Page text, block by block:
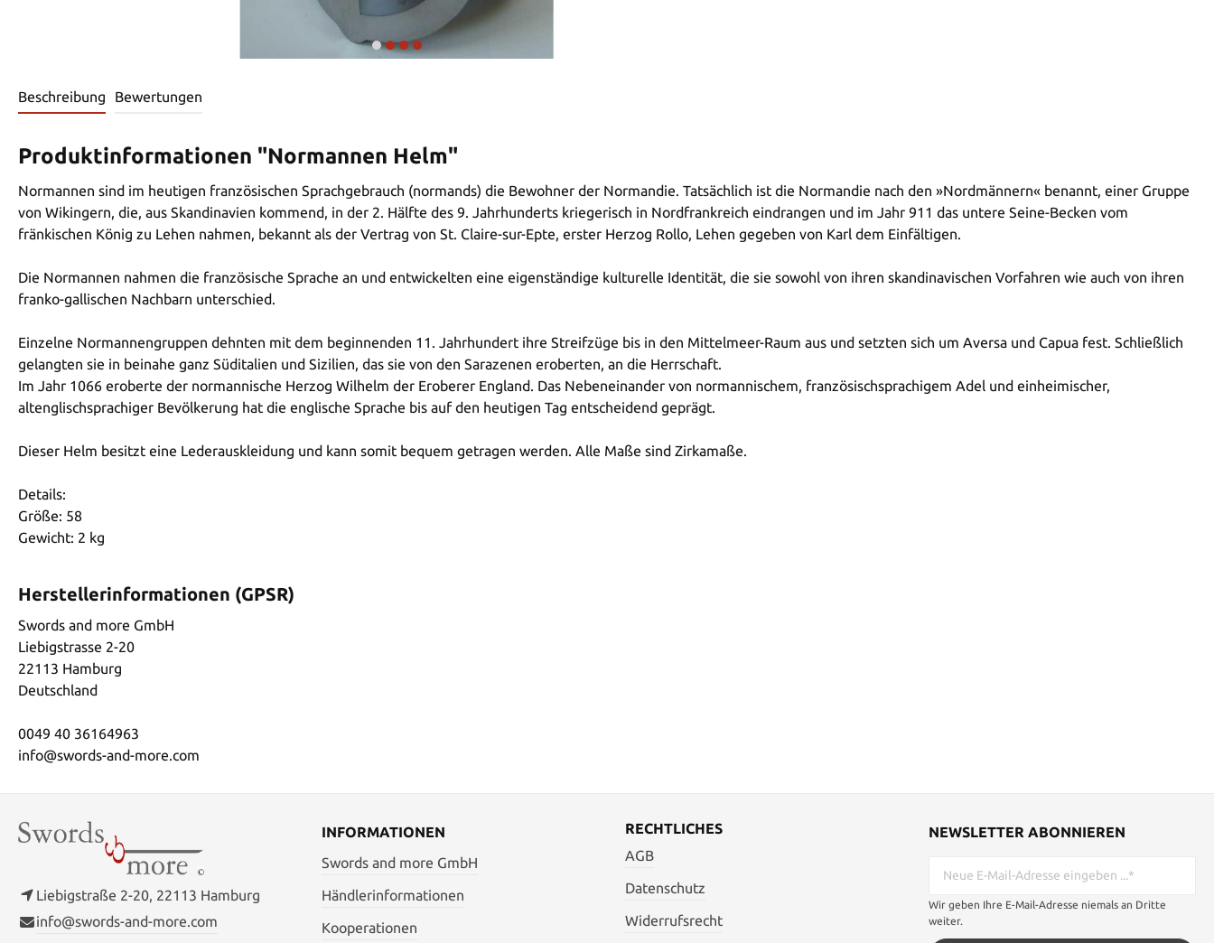
Beschreibung Bewertungen
Produktinformationen "Normannen Helm"
Normannen sind im heutigen französischen Sprachgebrauch (normands) die Bewohner der Normandie. Tatsächlich ist die Normandie nach den »Nordmännern« benannt, einer Gruppe
von Wikingern, die, aus Skandinavien kommend, in der 2. Hälfte des 9. Jahrhunderts kriegerisch in Nordfrankreich eindrangen und im Jahr 911 das untere Seine-Becken vom
fränkischen König zu Lehen nahmen, bekannt als der Vertrag von St. Claire-sur-Epte, erster Herzog Rollo, Lehen gegeben von Karl dem Einfältigen.
Die Normannen nahmen die französische Sprache an und entwickelten eine eigenständige kulturelle Identität, die sie sowohl von ihren skandinavischen Vorfahren wie auch von ihren
franko-gallischen Nachbarn unterschied.
Einzelne Normannengruppen dehnten mit dem beginnenden 11. Jahrhundert ihre Streifzüge bis in den Mittelmeer-Raum aus und setzten sich um Aversa und Capua fest. Schließlich
gelangten sie in beinahe ganz Süditalien und Sizilien, das sie von den Sarazenen eroberten, an die Herrschaft.
Im Jahr 1066 eroberte der normannische Herzog Wilhelm der Eroberer England. Das Nebeneinander von normannischem, französischsprachigem Adel und einheimischer,
altenglischsprachiger Bevölkerung hat die englische Sprache bis auf den heutigen Tag entscheidend geprägt.
Dieser Helm besitzt eine Lederauskleidung und kann somit bequem getragen werden. Alle Maße sind Zirkamaße.
Details:
Größe: 58
Gewicht: 2 kg
Herstellerinformationen (GPSR)
Swords and more GmbH
Liebigstrasse 2-20
22113 Hamburg
Deutschland
0049 40 36164963
info@swords-and-more.com
Liebigstraße 2-20, 22113 Hamburg
info@swords-and-more.com
INFORMATIONEN
Swords and more GmbH
Händlerinformationen
Kooperationen
RECHTLICHES
AGB
Datenschutz
Widerrufsrecht
NEWSLETTER ABONNIEREN
Wir geben Ihre E-Mail-Adresse niemals an Dritte
weiter.